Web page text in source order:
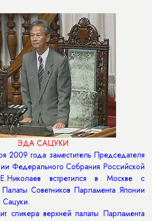
ЭДА САЦУКИ
2009 года заместитель Председателя
Федерального Собрания Российской
встретился в Москве с
Советников Парламента Японии
верхней палаты Парламента